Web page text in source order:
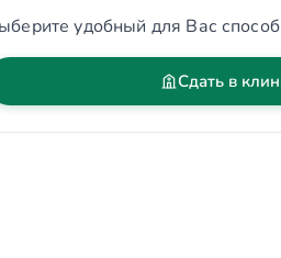
удобный для Вас
Сдать в